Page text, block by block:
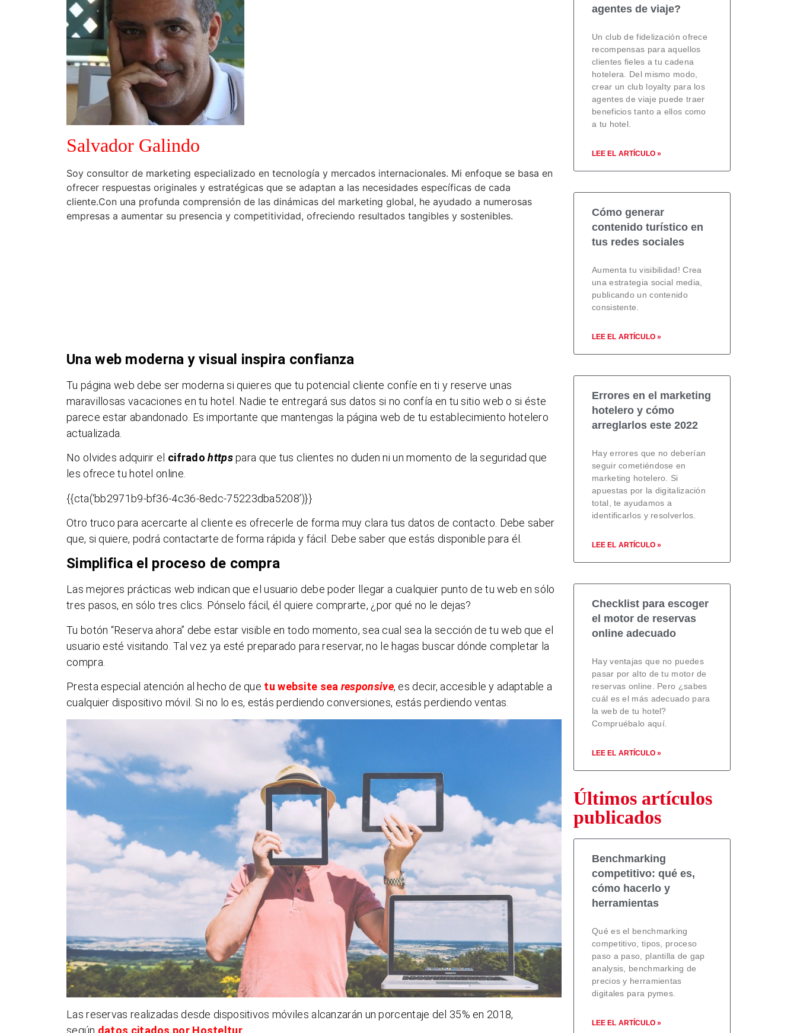
Salvador Galindo
Soy consultor de marketing especializado en tecnología y mercados internacionales. Mi enfoque se basa en
ofrecer respuestas originales y estratégicas que se adaptan a las necesidades específicas de cada
cliente.Con una profunda comprensión de las dinámicas del marketing global, he ayudado a numerosas
empresas a aumentar su presencia y competitividad, ofreciendo resultados tangibles y sostenibles.
Una web moderna y visual inspira confianza
Tu página web debe ser moderna si quieres que tu potencial cliente confíe en ti y reserve unas
maravillosas vacaciones en tu hotel. Nadie te entregará sus datos si no confía en tu sitio web o si éste
parece estar abandonado. Es importante que mantengas la página web de tu establecimiento hotelero
actualizada.
No olvides adquirir el cifradohttpspara que tus clientes no duden ni un momento de la seguridad que
les ofrece tu hotel online.
{{cta(‘bb2971b9-bf36-4c36-8edc-75223dba5208’)}}
Otro truco para acercarte al cliente es ofrecerle de forma muy clara tus datos de contacto. Debe saber
que, si quiere, podrá contactarte de forma rápida y fácil. Debe saber que estás disponible para él.
Simplifica el proceso de compra
Las mejores prácticas web indican que el usuario debe poder llegar a cualquier punto de tu web en sólo
tres pasos, en sólo tres clics. Pónselo fácil, él quiere comprarte, ¿por qué no le dejas?
Tu botón “Reserva ahora” debe estar visible en todo momento, sea cual sea la sección de tu web que el
usuario esté visitando. Tal vez ya esté preparado para reservar, no le hagas buscar dónde completar la
compra.
Presta especial atención al hecho de que tu website sea responsive, es decir, accesible y adaptable a
cualquier dispositivo móvil. Si no lo es, estás perdiendo conversiones, estás perdiendo ventas.
Las reservas realizadas desde dispositivos móviles alcanzarán un porcentaje del 35% en 2018,
según datos citados por Hosteltur.
agentes de viaje?
Un club de fidelización ofrece
recompensas para aquellos
clientes fieles a tu cadena
hotelera. Del mismo modo,
crear un club loyalty para los
agentes de viaje puede traer
beneficios tanto a ellos como
a tu hotel.
LEE EL ARTÍCULO »
Cómo generar
contenido turístico en
tus redes sociales
Aumenta tu visibilidad! Crea
una estrategia social media,
publicando un contenido
consistente.
LEE EL ARTÍCULO »
Errores en el marketing
hotelero y cómo
arreglarlos este 2022
Hay errores que no deberían
seguir cometiéndose en
marketing hotelero. Si
apuestas por la digitalización
total, te ayudamos a
identificarlos y resolverlos.
LEE EL ARTÍCULO »
Checklist para escoger
el motor de reservas
online adecuado
Hay ventajas que no puedes
pasar por alto de tu motor de
reservas online. Pero ¿sabes
cuál es el más adecuado para
la web de tu hotel?
Compruébalo aquí.
LEE EL ARTÍCULO »
Últimos artículos
publicados
Benchmarking
competitivo: qué es,
cómo hacerlo y
herramientas
Qué es el benchmarking
competitivo, tipos, proceso
paso a paso, plantilla de gap
analysis, benchmarking de
precios y herramientas
digitales para pymes.
LEE EL ARTÍCULO »